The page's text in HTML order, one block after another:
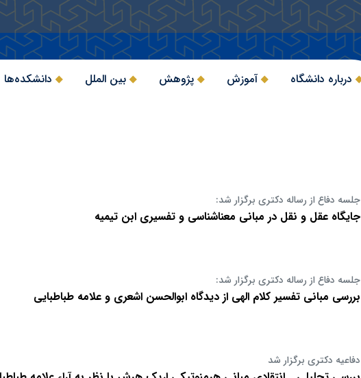
درباره دانشگاه آموزش پژوهش بین الملل دانشکده‌ها
جلسه دفاع از رساله دکتری برگزار شد:
جایگاه عقل و نقل در مبانی معناشناسی و تفسیری ابن تیمیه
جلسه دفاع از رساله دکتری برگزار شد:
بررسی مبانی تفسیر کلام الهی از دیدگاه ابوالحسن اشعری و علامه طباطبایی
دفاعیه دکتری برگزار شد